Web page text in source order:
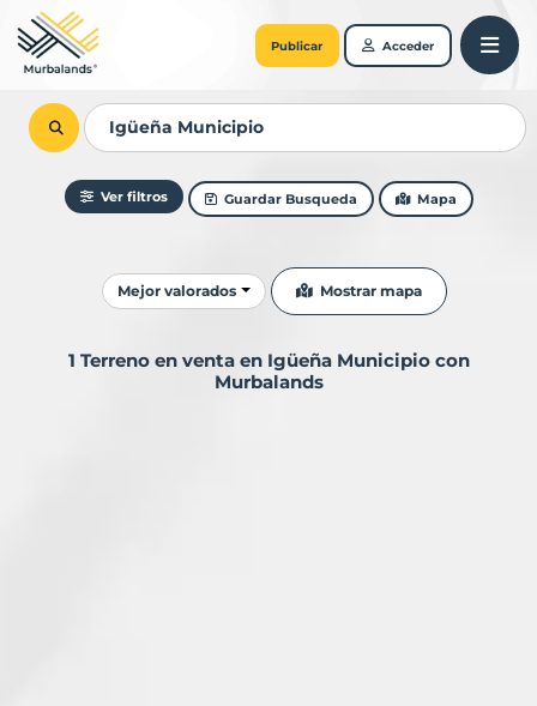
Publicar Acceder
Ver filtros Guardar Busqueda Mapa
Ordenar resultados
Mejor valorados Mostrar mapa
1 Terreno en venta en Igüeña Municipio con
Murbalands